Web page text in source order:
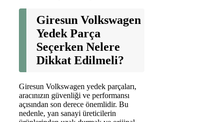
Giresun Volkswagen
Yedek Parça
Seçerken Nelere
Dikkat Edilmeli?
Giresun Volkswagen yedek parçaları,
aracınızın güvenliği ve performansı
açısından son derece önemlidir. Bu
nedenle, yan sanayi üreticilerin